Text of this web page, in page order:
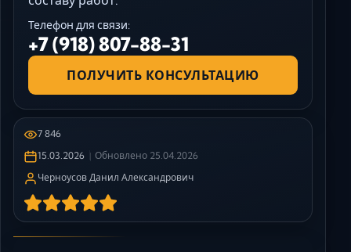
Телефон для связи:
+7 (918) 807-88-31
ПОЛУЧИТЬ КОНСУЛЬТАЦИЮ
7 846
15.03.2026
Обновлено 25.04.2026
Черноусов Данил Александрович